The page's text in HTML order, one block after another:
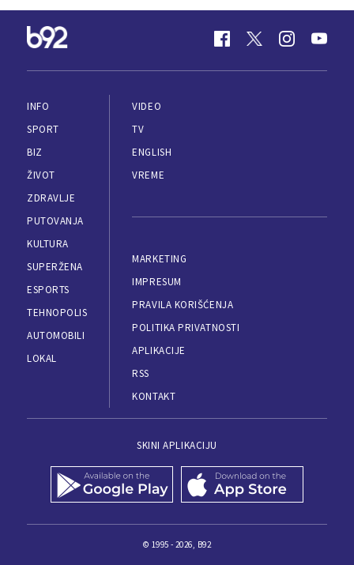
INFO
SPORT
BIZ
ŽIVOT
ZDRAVLJE
PUTOVANJA
KULTURA
SUPERŽENA
ESPORTS
TEHNOPOLIS
AUTOMOBILI
LOKAL
VIDEO
TV
ENGLISH
VREME
MARKETING
IMPRESUM
PRAVILA KORIŠĆENJA
POLITIKA PRIVATNOSTI
APLIKACIJE
RSS
KONTAKT
SKINI APLIKACIJU
© 1995 - 2026, B92